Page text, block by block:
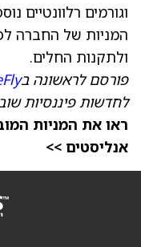
וגורמים רלוונטיים
המניות של החברה
ולתקנות החלים.
פורסם לראשונה ב
לחדשות פיננסיות
ראו את המניות
אנליסטים >>